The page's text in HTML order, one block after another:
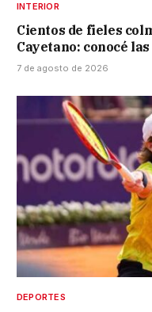
INTERIOR
Cientos de fieles
Cayetano: conocé
7 de agosto de 2026
DEPORTES